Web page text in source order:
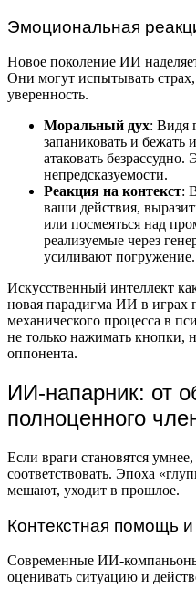
Эмоциональная
Новое поколение ИИ
Они могут испытывать
уверенность.
Моральный дух: Видя
запаниковать и бежать
атаковать
непредсказуемости.
Реакция на контекст:
ваши действия,
или посмеяться над
реализуемые через
усиливают погружение.
Искусственный интеллект
новая парадигма ИИ в играх
механического процесса в
не только нажимать кнопки,
оппонента.
ИИ-напарник: от
полноценного
Если враги становятся
соответствовать. Эпоха
мешают, уходит в прошлое.
Контекстная помощь
Современные ИИ-
оценивать ситуацию и